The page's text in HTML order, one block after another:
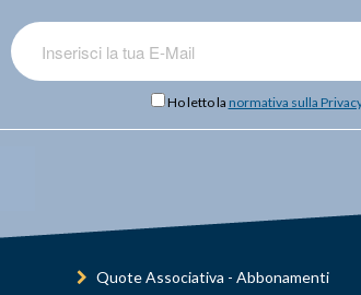
Ho letto la normativa sulla
Quote Associativa - Abbonamenti